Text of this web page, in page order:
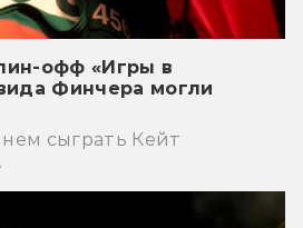
офф «Игры в
Финчера могли
сыграть Кейт